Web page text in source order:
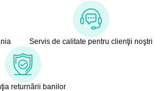
Servis de calitate pentru clienţii noştri
returnării banilor